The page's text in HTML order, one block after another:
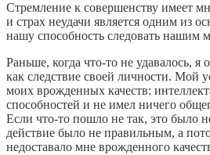
Стремление к совершенству имеет
и страх неудачи является одним из
нашу способность следовать нашим
Раньше, когда что-то не удавалось, я
как следствие своей личности. Мой
моих врожденных качеств:
способностей и не имел ничего
Если что-то пошло не так, это было
действие было не правильным, а
недоставало мне врожденного